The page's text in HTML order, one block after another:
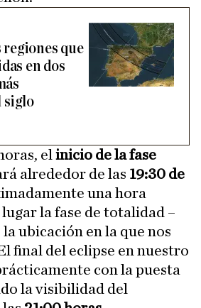
regiones que
en dos
siglo
el inicio de la fase
alrededor de las 19:30 de
una hora
la fase de totalidad –
ubicación en la que nos
final del eclipse en nuestro
con la puesta
la visibilidad del